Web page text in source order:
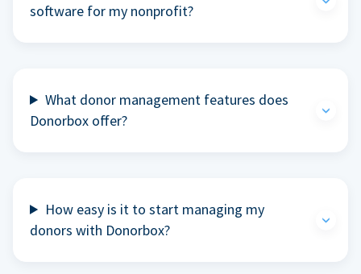
software for my nonprofit?
What donor management features does
Donorbox offer?
How easy is it to start managing my
donors with Donorbox?